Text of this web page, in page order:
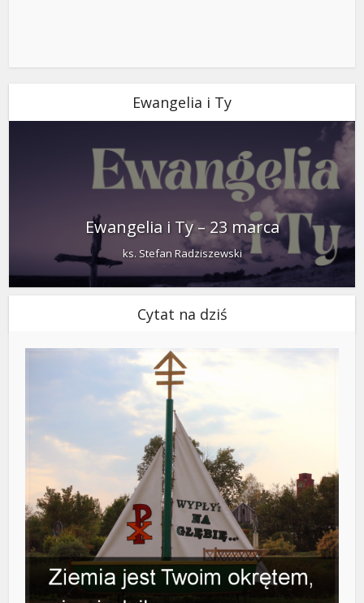
Ewangelia i Ty
Ewangelia i Ty – 23 marca
ks. Stefan Radziszewski
Cytat na dziś